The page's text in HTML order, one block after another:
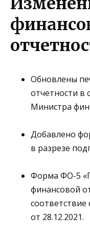
Обновлены
отчетности в
Министра
Добавлено
в разрезе
Форма ФО-5
финансовой
от 28.12.2021.